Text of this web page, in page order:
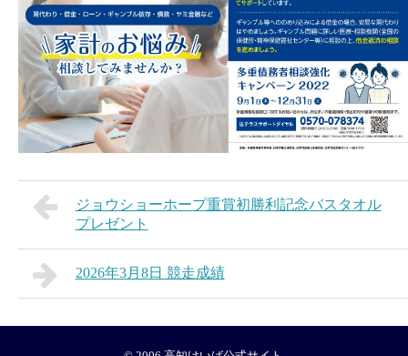
ジョウショーホープ重賞初勝利記念バスタオル
プレゼント
2026年3月8日 競走成績